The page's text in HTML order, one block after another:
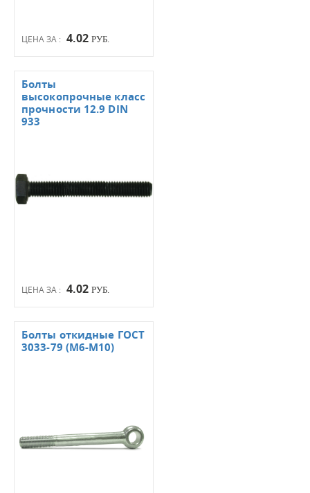
ЦЕНА ЗА : 4.02 РУБ.
ЦЕНА ЗА : 4.02 РУБ.
Болты
высокопрочные класс
прочности 12.9 DIN
933
Болты откидные ГОСТ
3033-79 (М6-М10)